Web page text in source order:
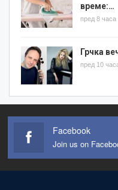
време:…
пред 8 часа
Грчка
пред 10
Facebook
Join us on